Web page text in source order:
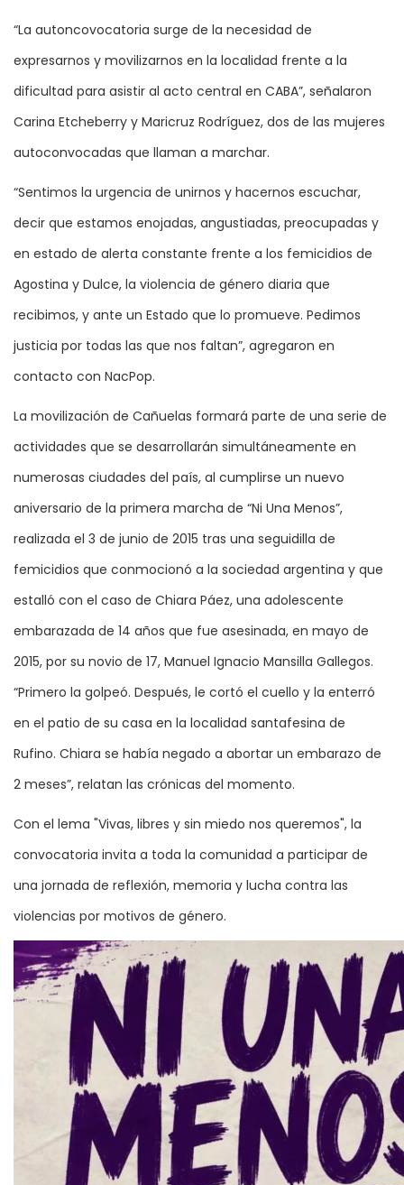
“La autoncovocatoria surge de la necesidad de
expresarnos y movilizarnos en la localidad frente a la
dificultad para asistir al acto central en CABA”, señalaron
Carina Etcheberry y Maricruz Rodríguez, dos de las mujeres
autoconvocadas que llaman a marchar.
“Sentimos la urgencia de unirnos y hacernos escuchar,
decir que estamos enojadas, angustiadas, preocupadas y
en estado de alerta constante frente a los femicidios de
Agostina y Dulce, la violencia de género diaria que
recibimos, y ante un Estado que lo promueve. Pedimos
justicia por todas las que nos faltan”, agregaron en
contacto con NacPop.
La movilización de Cañuelas formará parte de una serie de
actividades que se desarrollarán simultáneamente en
numerosas ciudades del país, al cumplirse un nuevo
aniversario de la primera marcha de “Ni Una Menos”,
realizada el 3 de junio de 2015 tras una seguidilla de
femicidios que conmocionó a la sociedad argentina y que
estalló con el caso de Chiara Páez, una adolescente
embarazada de 14 años que fue asesinada, en mayo de
2015, por su novio de 17, Manuel Ignacio Mansilla Gallegos.
“Primero la golpeó. Después, le cortó el cuello y la enterró
en el patio de su casa en la localidad santafesina de
Rufino. Chiara se había negado a abortar un embarazo de
2 meses”, relatan las crónicas del momento.
Con el lema "Vivas, libres y sin miedo nos queremos", la
convocatoria invita a toda la comunidad a participar de
una jornada de reflexión, memoria y lucha contra las
violencias por motivos de género.